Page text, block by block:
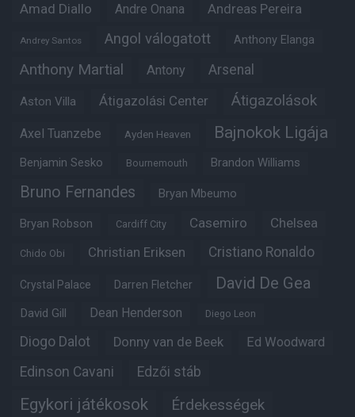
Amad Diallo Andre Onana Andreas Pereira
Andrey Santos Angol válogatott Anthony Elanga
Anthony Martial Antony Arsenal
Aston Villa Átigazolási Center Átigazolások
Axel Tuanzebe Ayden Heaven Bajnokok Ligája
Benjamin Sesko Bournemouth Brandon Williams
Bruno Fernandes Bryan Mbeumo
Bryan Robson Cardiff City Casemiro Chelsea
Chido Obi Christian Eriksen Cristiano Ronaldo
Crystal Palace Darren Fletcher David De Gea
David Gill Dean Henderson Diego Leon
Diogo Dalot Donny van de Beek Ed Woodward
Edinson Cavani Edzői stáb
Egykori játékosok Érdekességek